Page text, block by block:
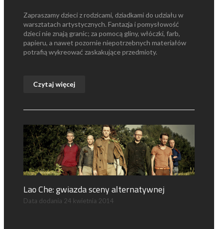
Zapraszamy dzieci z rodzicami, dziadkami do udziału w
warsztatach artystycznych. Fantazja i pomysłowość
dzieci nie znają granic; za pomocą gliny, włóczki, farb,
papieru, a nawet pozornie niepotrzebnych materiałów
potrafią wykreować zaskakujące przedmioty.
Czytaj więcej
Lao Che: gwiazda sceny alternatywnej
Data dodania 24 kwietnia 2014